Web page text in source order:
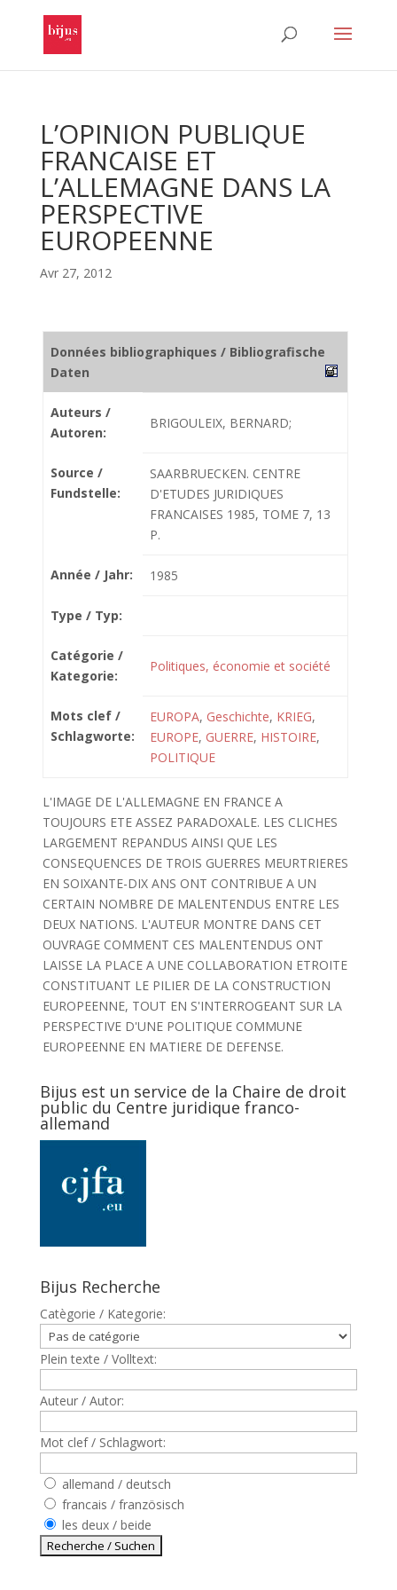
L’OPINION PUBLIQUE
FRANCAISE ET
L’ALLEMAGNE DANS LA
PERSPECTIVE
EUROPEENNE
Avr 27, 2012
Données bibliographiques / Bibliografische
Daten
Auteurs /
Autoren:
BRIGOULEIX, BERNARD;
Source /
Fundstelle:
SAARBRUECKEN. CENTRE
D'ETUDES JURIDIQUES
FRANCAISES 1985, TOME 7, 13
P.
Année / Jahr: 1985
Type / Typ:
Catégorie /
Kategorie:
Politiques, économie et société
Mots clef /
Schlagworte:
EUROPA, Geschichte, KRIEG,
EUROPE, GUERRE, HISTOIRE,
POLITIQUE
L'IMAGE DE L'ALLEMAGNE EN FRANCE A
TOUJOURS ETE ASSEZ PARADOXALE. LES CLICHES
LARGEMENT REPANDUS AINSI QUE LES
CONSEQUENCES DE TROIS GUERRES MEURTRIERES
EN SOIXANTE-DIX ANS ONT CONTRIBUE A UN
CERTAIN NOMBRE DE MALENTENDUS ENTRE LES
DEUX NATIONS. L'AUTEUR MONTRE DANS CET
OUVRAGE COMMENT CES MALENTENDUS ONT
LAISSE LA PLACE A UNE COLLABORATION ETROITE
CONSTITUANT LE PILIER DE LA CONSTRUCTION
EUROPEENNE, TOUT EN S'INTERROGEANT SUR LA
PERSPECTIVE D'UNE POLITIQUE COMMUNE
EUROPEENNE EN MATIERE DE DEFENSE.
Bijus est un service de la Chaire de droit
public du Centre juridique franco-
allemand
Bijus Recherche
Catègorie / Kategorie:
Plein texte / Volltext:
Auteur / Autor:
Mot clef / Schlagwort:
allemand / deutsch
francais / französisch
les deux / beide